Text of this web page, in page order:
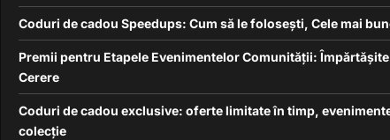
Coduri de cadou Speedups: Cum să le folosești, Cele mai
Premii pentru Etapele Evenimentelor Comunității:
Cerere
Coduri de cadou exclusive: oferte limitate în timp,
colecție